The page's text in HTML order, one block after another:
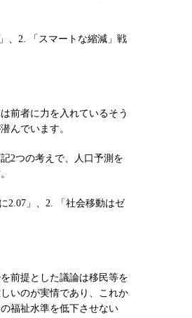
、2. 「スマートな縮減」戦
前者に力を入れているそう
んでいます。
2つの考えで、人口予測を
2.07」、2. 「社会移動はゼ
前提とした議論は移民等を
いのが実情であり、これか
福祉水準を低下させない